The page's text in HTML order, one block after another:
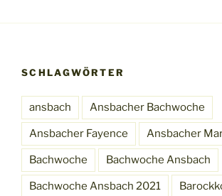
SCHLAGWÖRTER
ansbach Ansbacher Bachwoche
Ansbacher Fayence Ansbacher
Bachwoche Bachwoche Ansbach
Bachwoche Ansbach 2021